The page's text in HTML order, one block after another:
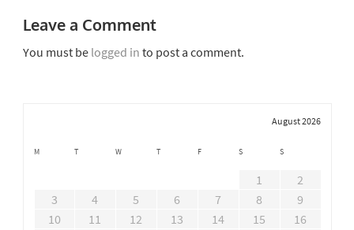
Leave a Comment
You must be logged in to post a comment.
August 2026
M T W T F S S
1
2
3
4 5 6 7 8
9
10
11 12 13 14 15
16